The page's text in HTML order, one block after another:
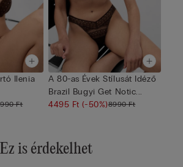
Ilenia
Ft
A 80-as Évek Stílusát Idéző
Brazil Bugyi Get Notic...
4495 Ft(-50%)8990 Ft
Ez is érdekelhet